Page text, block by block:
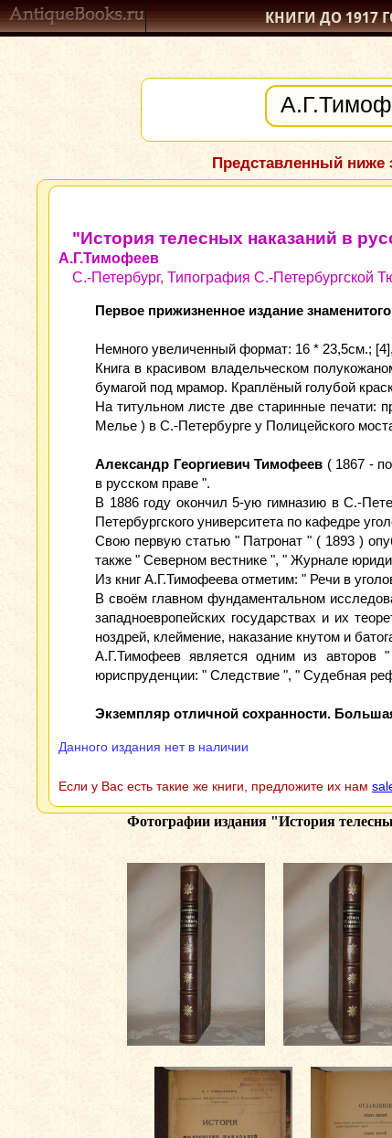
КНИГИ ДО 1917
Представленный ниже
"История телесных наказаний в
А.Г.Тимофеев
С.-Петербург, Типография С.-Петербургской
Первое прижизненное издание
Немного увеличенный формат: 16 * 23,5см.;
Книга в красивом владельческом
бумагой под мрамор. Краплёный голубой
На титульном листе две старинные печати:
Мелье ) в С.-Петербурге у Полицейского
Александр Георгиевич Тимофеев ( 1867 -
в русском праве ".
В 1886 году окончил 5-ую гимназию в С.-
Петербургского университета по кафедре
Свою первую статью " Патронат " ( 1893 )
также " Северном вестнике ", " Журнале
Из книг А.Г.Тимофеева отметим: " Речи в
В своём главном фундаментальном
западноевропейских государствах и их
ноздрей, клеймение, наказание кнутом и
А.Г.Тимофеев является одним из авторов
юриспруденции: " Следствие ", " Судебная
Экземпляр отличной сохранности.
Данного издания нет в наличии
Если у Вас есть такие же книги, предложите их нам
Фотографии издания "История